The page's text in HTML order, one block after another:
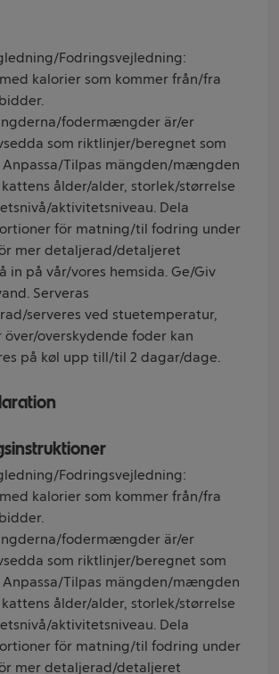
Fodringsvejledning:
kalorier som kommer från/fra
fodermængder är/er
som riktlinjer/beregnet som
Anpassa/Tilpas mängden/mængden
ålder/alder, storlek/størrelse
aktivitetsniveau. Dela
för matning/til fodring under
mer detaljerad/detaljeret
in på vår/vores hemsida. Ge/Giv
Serveras
serveres ved stuetemperatur,
overskydende foder kan
på køl upp till/til 2 dagar/dage.
Fodringsvejledning:
kalorier som kommer från/fra
fodermængder är/er
som riktlinjer/beregnet som
Anpassa/Tilpas mängden/mængden
ålder/alder, storlek/størrelse
aktivitetsniveau. Dela
för matning/til fodring under
mer detaljerad/detaljeret